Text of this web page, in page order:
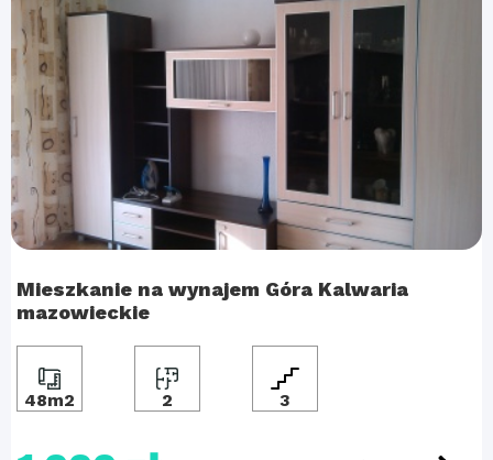
Mieszkanie na wynajem Góra Kalwaria
mazowieckie
48m2 2 3